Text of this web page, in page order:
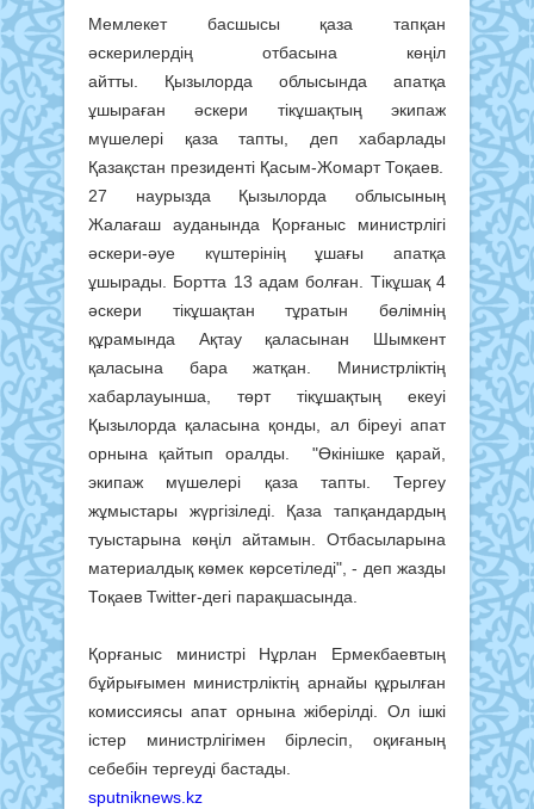
Мемлекет басшысы қаза тапқан
әскерилердің отбасына көңіл
айтты. Қызылорда облысында апатқа
ұшыраған әскери тікұшақтың экипаж
мүшелері қаза тапты, деп хабарлады
Қазақстан президенті Қасым-Жомарт Тоқаев.
27 наурызда Қызылорда облысының
Жалағаш ауданында Қорғаныс министрлігі
әскери-әуе күштерінің ұшағы апатқа
ұшырады. Бортта 13 адам болған. Тікұшақ 4
әскери тікұшақтан тұратын бөлімнің
құрамында Ақтау қаласынан Шымкент
қаласына бара жатқан. Министрліктің
хабарлауынша, төрт тікұшақтың екеуі
Қызылорда қаласына қонды, ал біреуі апат
орнына қайтып оралды. "Өкінішке қарай,
экипаж мүшелері қаза тапты. Тергеу
жұмыстары жүргізіледі. Қаза тапқандардың
туыстарына көңіл айтамын. Отбасыларына
материалдық көмек көрсетіледі", - деп жазды
Тоқаев Twitter-дегі парақшасында.
Қорғаныс министрі Нұрлан Ермекбаевтың
бұйрығымен министрліктің арнайы құрылған
комиссиясы апат орнына жіберілді. Ол ішкі
істер министрлігімен бірлесіп, оқиғаның
себебін тергеуді бастады.
sputniknews.kz